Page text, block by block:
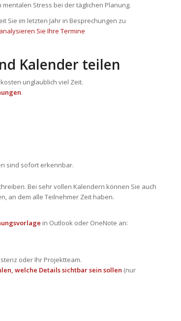
Stress bei der täglichen Planung.
Sie im letzten Jahr in Besprechungen zu
Sie Ihre Termine
Kalender teilen
unglaublich viel Zeit.
.
sind sofort erkennbar.
Bei sehr vollen Kalendern können Sie auch
an dem alle Teilnehmer Zeit haben.
in Outlook oder OneNote an:
oder Ihr Projektteam.
welche Details sichtbar sein sollen (nur